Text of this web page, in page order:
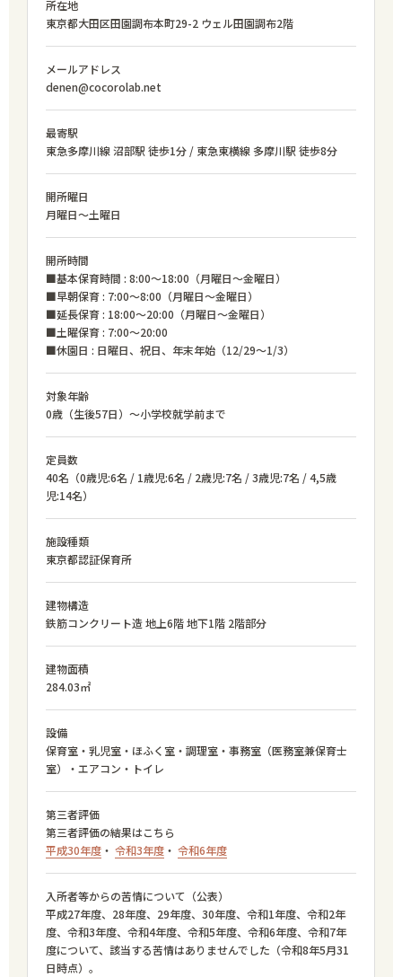
所在地
東京都大田区田園調布本町29-2 ウェル田園調布2階
メールアドレス
denen@cocorolab.net
最寄駅
東急多摩川線 沼部駅 徒歩1分 / 東急東横線 多摩川駅 徒歩8分
開所曜日
月曜日〜土曜日
開所時間
■基本保育時間 : 8:00〜18:00（月曜日〜金曜日）
■早朝保育 : 7:00〜8:00（月曜日〜金曜日）
■延長保育 : 18:00〜20:00（月曜日〜金曜日）
■土曜保育 : 7:00〜20:00
■休園日 : 日曜日、祝日、年末年始（12/29〜1/3）
対象年齢
0歳（生後57日）～小学校就学前まで
定員数
40名（0歳児:6名 / 1歳児:6名 / 2歳児:7名 / 3歳児:7名 / 4,5歳
児:14名）
施設種類
東京都認証保育所
建物構造
鉄筋コンクリート造 地上6階 地下1階 2階部分
建物面積
284.03㎡
設備
保育室・乳児室・ほふく室・調理室・事務室（医務室兼保育士
室）・エアコン・トイレ
第三者評価
第三者評価の結果はこちら
平成30年度 ・ 令和3年度 ・ 令和6年度
入所者等からの苦情について （公表）
平成27年度、28年度、29年度、30年度、令和1年度、令和2年
度、令和3年度、令和4年度、令和5年度、令和6年度、令和7年
度について、該当する苦情はありませんでした（令和8年5月31
日時点）。